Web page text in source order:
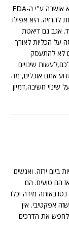
: דיאטת HCG לא אושרה ע"י ה-FDA
להרזיה. היא אפילו
של 500 קלוריות בלבד. אגב גם דיאטת
על הכליות לאורך
לא להתעסק
שינויים
אתם אוכלים, מה
שינוי חשיבה,דמיון
כתב: לא פלא שמי אוכל 500 קלוריות ביום ירזה. ואנשים
הם טועים. הם
מידה יכלו
אפקטיבי. אין
לחפש את הדרכים